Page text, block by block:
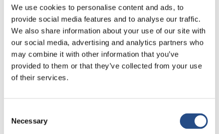
We use cookies to personalise content and ads, to
provide social media features and to analyse our traffic.
We also share information about your use of our site with
our social media, advertising and analytics partners who
may combine it with other information that you’ve
provided to them or that they’ve collected from your use
of their services.
Selection
Necessary
Kommen Sie und lassen Sie sich von unseren